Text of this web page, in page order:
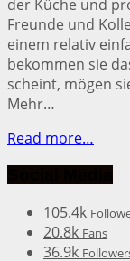
der Küche und
Freunde und
einem relativ
bekommen sie
scheint, mögen
Mehr…
Read more…
105.4k
20.8k Fans
36.9k